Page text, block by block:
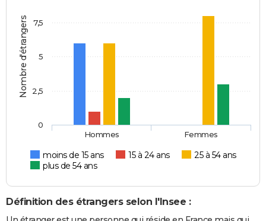
Nombre d'étrangers
moins de 15 ans 15 à 24 ans
25 à 54 ans
plus de 54 ans
Hommes Femmes
0
2,5
5
7,5
Définition des étrangers selon l'Insee :